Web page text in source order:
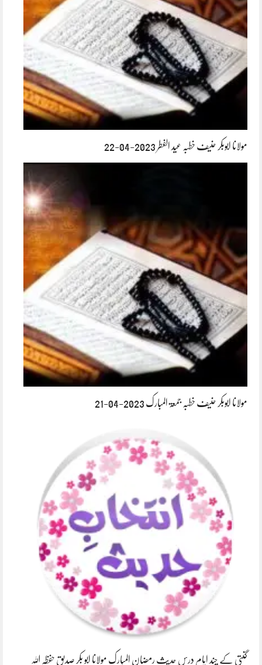
مولانا ابوبکر حنیف خطبہ عید الفطر 2023-04-22
مولانا ابوبکر حنیف خطبہ جمعۃ المبارک 2023-04-21
گنتی کے چند ایام درسِ حدیث رمضان المبارک مولانا ابو بکر صدیق حفظہ اللہ